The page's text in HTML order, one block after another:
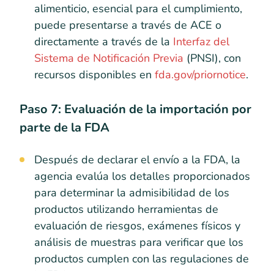
alimenticio, esencial para el cumplimiento,
puede presentarse a través de ACE o
directamente a través de la Interfaz del
Sistema de Notificación Previa (PNSI), con
recursos disponibles en fda.gov/priornotice.
Paso 7: Evaluación de la importación por
parte de la FDA
Después de declarar el envío a la FDA, la
agencia evalúa los detalles proporcionados
para determinar la admisibilidad de los
productos utilizando herramientas de
evaluación de riesgos, exámenes físicos y
análisis de muestras para verificar que los
productos cumplen con las regulaciones de